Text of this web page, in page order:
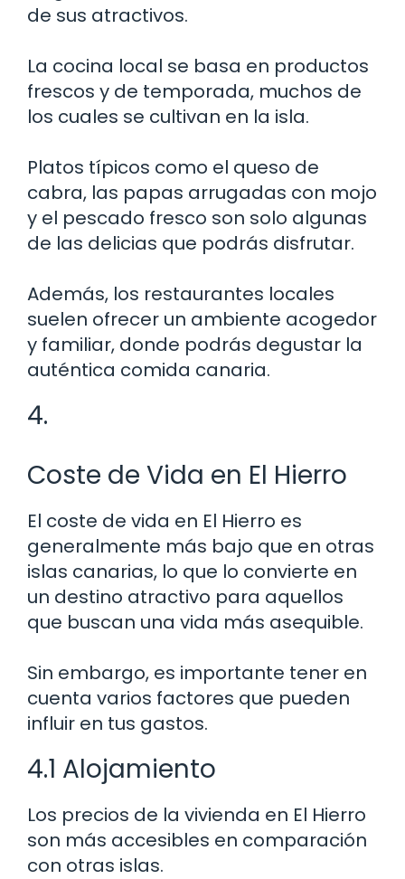
de sus atractivos.
La cocina local se basa en productos
frescos y de temporada, muchos de
los cuales se cultivan en la isla.
Platos típicos como el queso de
cabra, las papas arrugadas con mojo
y el pescado fresco son solo algunas
de las delicias que podrás disfrutar.
Además, los restaurantes locales
suelen ofrecer un ambiente acogedor
y familiar, donde podrás degustar la
auténtica comida canaria.
4.
Coste de Vida en El Hierro
El coste de vida en El Hierro es
generalmente más bajo que en otras
islas canarias, lo que lo convierte en
un destino atractivo para aquellos
que buscan una vida más asequible.
Sin embargo, es importante tener en
cuenta varios factores que pueden
influir en tus gastos.
4.1 Alojamiento
Los precios de la vivienda en El Hierro
son más accesibles en comparación
con otras islas.